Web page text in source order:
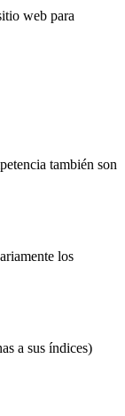
web para
también son
los
a sus índices)